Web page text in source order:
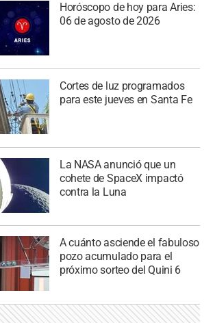
Horóscopo de hoy para Aries:
06 de agosto de 2026
Cortes de luz programados
para este jueves en Santa Fe
La NASA anunció que un
cohete de SpaceX impactó
contra la Luna
A cuánto asciende el fabuloso
pozo acumulado para el
próximo sorteo del Quini 6